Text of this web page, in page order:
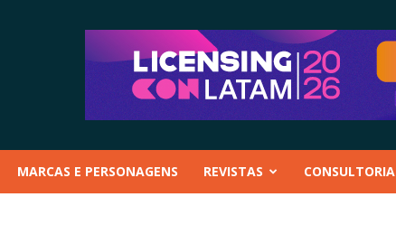
MARCAS E PERSONAGENS REVISTAS CONSULTORIA